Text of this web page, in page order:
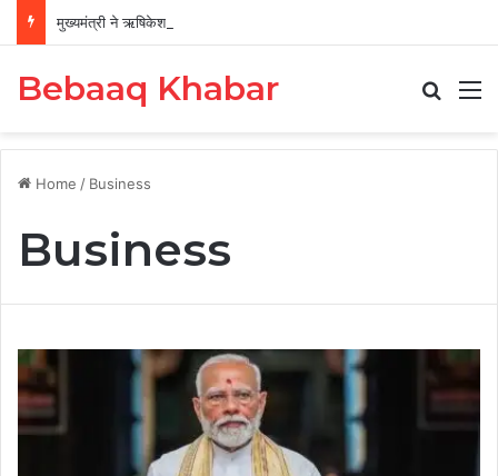
मुख्यमंत्री ने ऋषिकेश स्थित ट्रांजिट कैंप का किया औचक निरीक्षण
Bebaaq Khabar
Home / Business
Business